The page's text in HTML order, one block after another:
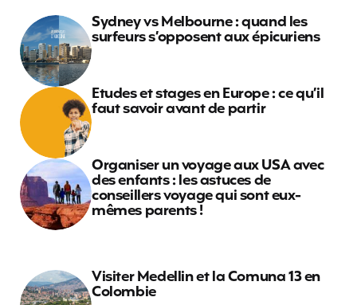
Sydney vs Melbourne : quand les
surfeurs s’opposent aux épicuriens
Etudes et stages en Europe : ce qu’il
faut savoir avant de partir
Organiser un voyage aux USA avec
des enfants : les astuces de
conseillers voyage qui sont eux-
mêmes parents !
Visiter Medellin et la Comuna 13 en
Colombie